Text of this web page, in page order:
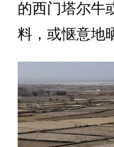
的西门塔尔牛
料，或惬意地